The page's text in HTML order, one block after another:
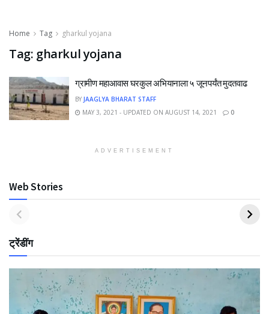
Home Tag gharkul yojana
Tag: gharkul yojana
ग्रामीण महाआवास घरकुल अभियानाला ५ जूनपर्यंत मुदतवाढ
BY JAAGLYA BHARAT STAFF
MAY 3, 2021 - UPDATED ON AUGUST 14, 2021
0
ADVERTISEMENT
Web Stories
ट्रेंडींग